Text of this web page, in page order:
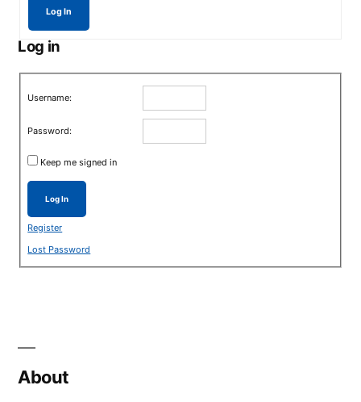
Log In
Log in
Username:
Password:
Keep me signed in
Log In
Register
Lost Password
About